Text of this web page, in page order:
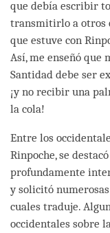
que debía escribir
transmitirlo a otros
que estuve con
Así, me enseñó que
Santidad debe ser
¡y no recibir una
la cola!
Entre los
Rinpoche, se
profundamente
y solicitó
cuales traduje.
occidentales sobre